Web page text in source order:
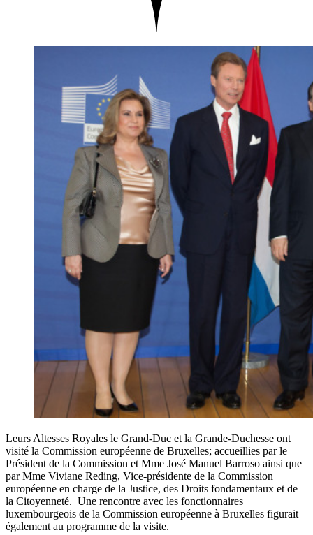
Leurs Altesses Royales le Grand-Duc et la Grande-Duchesse ont
visité la Commission européenne de Bruxelles; accueillies par le
Président de la Commission et Mme José Manuel Barroso ainsi que
par Mme Viviane Reding, Vice-présidente de la Commission
européenne en charge de la Justice, des Droits fondamentaux et de
la Citoyenneté. Une rencontre avec les fonctionnaires
luxembourgeois de la Commission européenne à Bruxelles figurait
également au programme de la visite.